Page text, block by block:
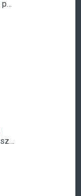
Szublimálható 360 ml-es, forralt boros pohár- fehér-kék átmenetes
Szublimálható 900 ml fém pohár szívószállal- ezüst